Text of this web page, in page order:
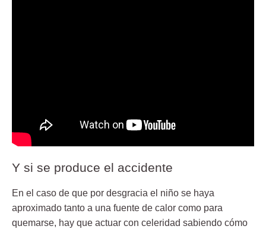
Y si se produce el accidente
En el caso de que por desgracia el niño se haya
aproximado tanto a una fuente de calor como para
quemarse, hay que actuar con celeridad sabiendo cómo